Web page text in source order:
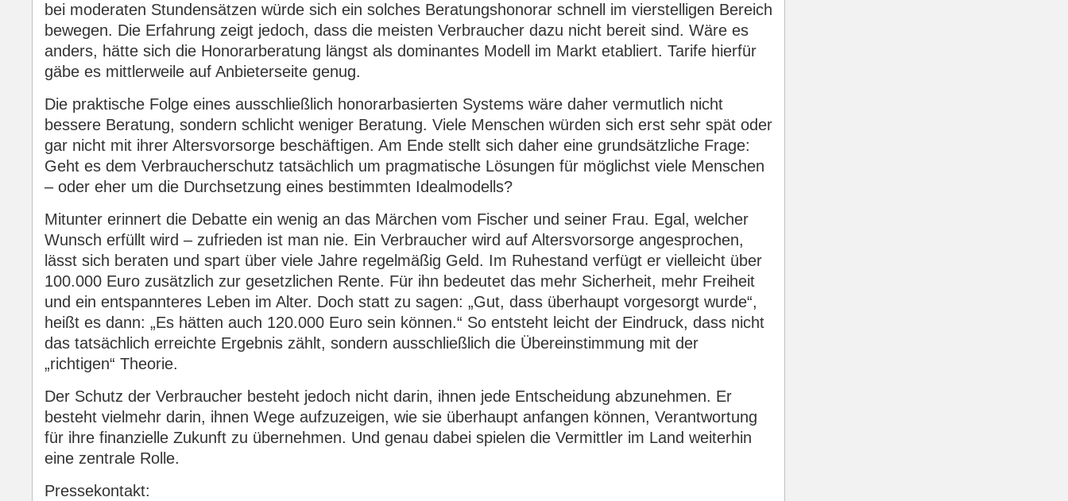
bei moderaten Stundensätzen würde sich ein solches Beratungshonorar schnell im vierstelligen Bereich
bewegen. Die Erfahrung zeigt jedoch, dass die meisten Verbraucher dazu nicht bereit sind. Wäre es
anders, hätte sich die Honorarberatung längst als dominantes Modell im Markt etabliert. Tarife hierfür
gäbe es mittlerweile auf Anbieterseite genug.
Die praktische Folge eines ausschließlich honorarbasierten Systems wäre daher vermutlich nicht
bessere Beratung, sondern schlicht weniger Beratung. Viele Menschen würden sich erst sehr spät oder
gar nicht mit ihrer Altersvorsorge beschäftigen. Am Ende stellt sich daher eine grundsätzliche Frage:
Geht es dem Verbraucherschutz tatsächlich um pragmatische Lösungen für möglichst viele Menschen
– oder eher um die Durchsetzung eines bestimmten Idealmodells?
Mitunter erinnert die Debatte ein wenig an das Märchen vom Fischer und seiner Frau. Egal, welcher
Wunsch erfüllt wird – zufrieden ist man nie. Ein Verbraucher wird auf Altersvorsorge angesprochen,
lässt sich beraten und spart über viele Jahre regelmäßig Geld. Im Ruhestand verfügt er vielleicht über
100.000 Euro zusätzlich zur gesetzlichen Rente. Für ihn bedeutet das mehr Sicherheit, mehr Freiheit
und ein entspannteres Leben im Alter. Doch statt zu sagen: „Gut, dass überhaupt vorgesorgt wurde“,
heißt es dann: „Es hätten auch 120.000 Euro sein können.“ So entsteht leicht der Eindruck, dass nicht
das tatsächlich erreichte Ergebnis zählt, sondern ausschließlich die Übereinstimmung mit der
„richtigen“ Theorie.
Der Schutz der Verbraucher besteht jedoch nicht darin, ihnen jede Entscheidung abzunehmen. Er
besteht vielmehr darin, ihnen Wege aufzuzeigen, wie sie überhaupt anfangen können, Verantwortung
für ihre finanzielle Zukunft zu übernehmen. Und genau dabei spielen die Vermittler im Land weiterhin
eine zentrale Rolle.
Pressekontakt: